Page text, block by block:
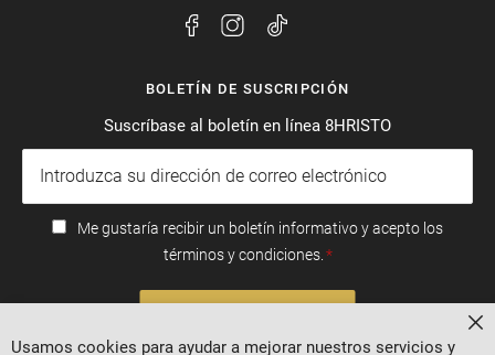
BOLETÍN DE SUSCRIPCIÓN
Suscríbase al boletín en línea 8HRISTO
Me gustaría recibir un boletín informativo y acepto los
términos y condiciones.
Usamos cookies para ayudar a mejorar nuestros servicios y